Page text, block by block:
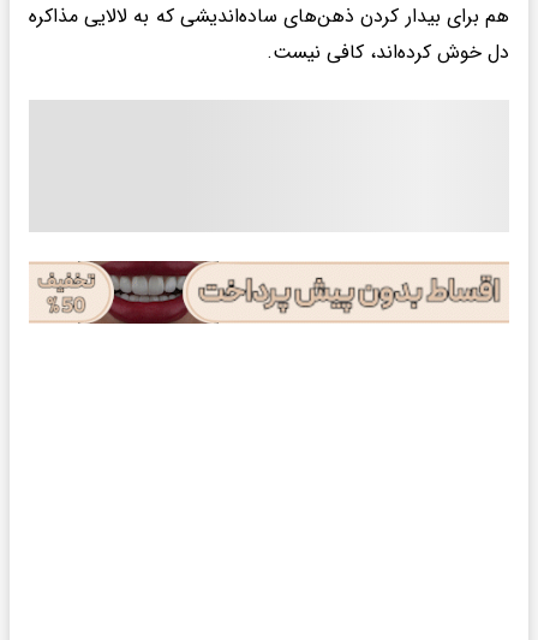
هم برای بیدار کردن ذهن‌های ساده‌اندیشی که به لالایی مذاکره
دل خوش کرده‌اند، کافی نیست.